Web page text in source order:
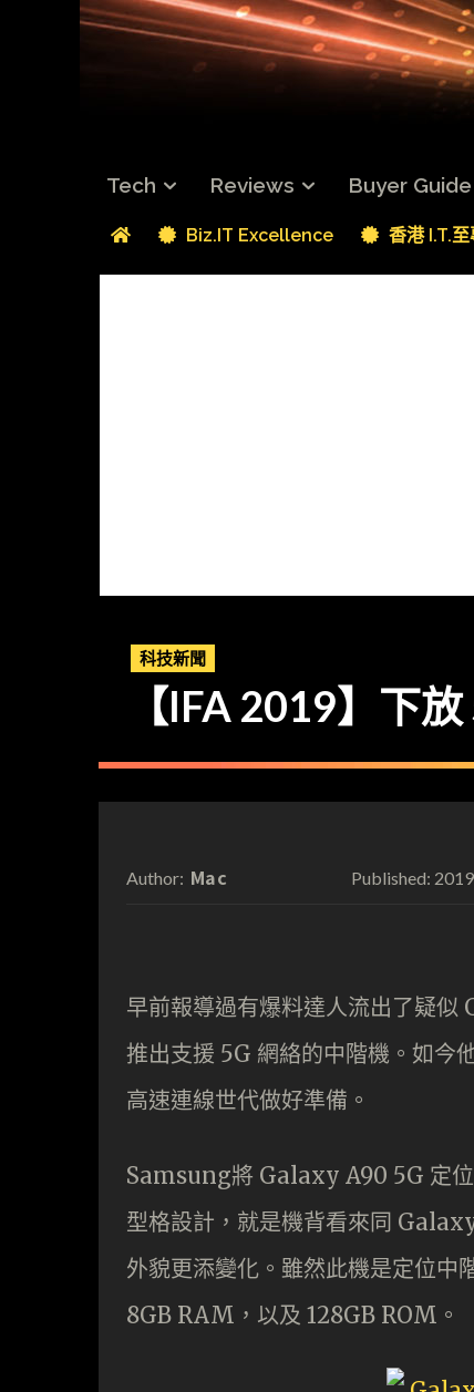
Tech Reviews Buyer Guide
Biz.IT Excellence 香港 I.T.
科技新聞
【IFA 2019】下
Author: Mac Published:
早前報導過有爆料達人流出了疑
推出支援 5G 網絡的中階機。如今
高速連線世代做好準備。
Samsung將 Galaxy A90 5G 定位
型格設計，就是機背看來同
外貌更添變化。雖然此機是定位
8GB RAM，以及 128GB ROM。